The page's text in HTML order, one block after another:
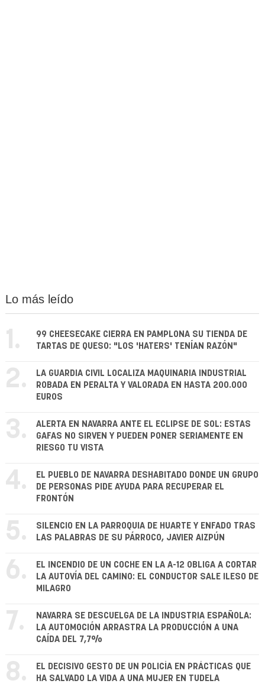
Lo más leído
1.
99 CHEESECAKE CIERRA EN PAMPLONA SU TIENDA DE
TARTAS DE QUESO: "LOS 'HATERS' TENÍAN RAZÓN"
2.
LA GUARDIA CIVIL LOCALIZA MAQUINARIA INDUSTRIAL
ROBADA EN PERALTA Y VALORADA EN HASTA 200.000
EUROS
3.
ALERTA EN NAVARRA ANTE EL ECLIPSE DE SOL: ESTAS
GAFAS NO SIRVEN Y PUEDEN PONER SERIAMENTE EN
RIESGO TU VISTA
4.
EL PUEBLO DE NAVARRA DESHABITADO DONDE UN GRUPO
DE PERSONAS PIDE AYUDA PARA RECUPERAR EL
FRONTÓN
5.
SILENCIO EN LA PARROQUIA DE HUARTE Y ENFADO TRAS
LAS PALABRAS DE SU PÁRROCO, JAVIER AIZPÚN
6.
EL INCENDIO DE UN COCHE EN LA A-12 OBLIGA A CORTAR
LA AUTOVÍA DEL CAMINO: EL CONDUCTOR SALE ILESO DE
MILAGRO
7.
NAVARRA SE DESCUELGA DE LA INDUSTRIA ESPAÑOLA:
LA AUTOMOCIÓN ARRASTRA LA PRODUCCIÓN A UNA
CAÍDA DEL 7,7%
8.
EL DECISIVO GESTO DE UN POLICÍA EN PRÁCTICAS QUE
HA SALVADO LA VIDA A UNA MUJER EN TUDELA